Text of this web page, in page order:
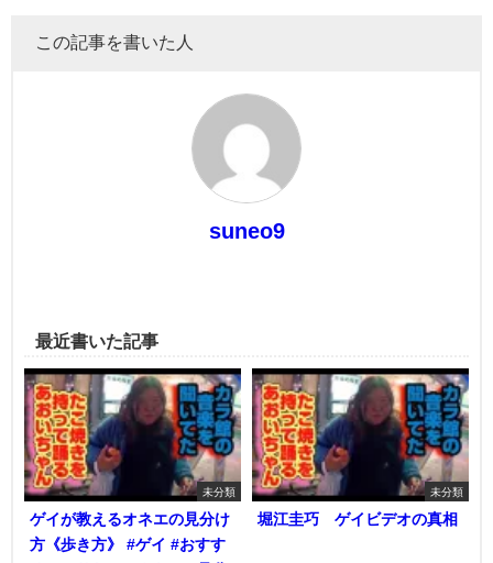
この記事を書いた人
suneo9
最近書いた記事
未分類
ゲイが教えるオネエの見分け
方《歩き方》 #ゲイ #おすす
未分類
堀江圭巧 ゲイビデオの真相